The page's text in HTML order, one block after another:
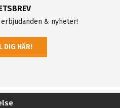
& nyheter!
DIG HÄR!